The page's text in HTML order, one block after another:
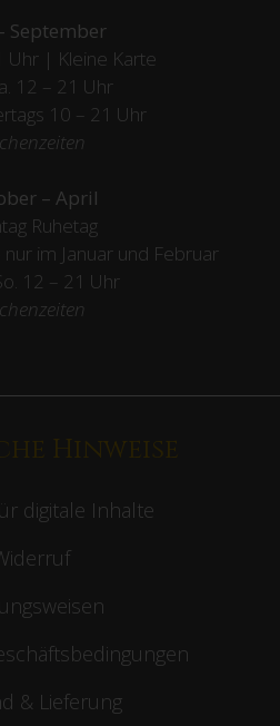
September
Uhr | Kleine Karte
12 – 21 Uhr
10 – 21 Uhr
– April
Ruhetag
nur im Januar und Februar
12 – 21 Uhr
Hinweise
digitale Inhalte
& Lieferung